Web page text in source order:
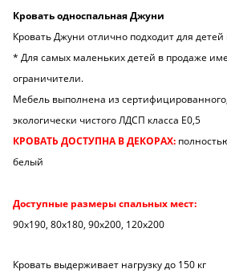
Кровать односпальная Джуни
Кровать Джуни отлично подходит для детей
* Для самых маленьких детей в продаже
ограничители.
Мебель выполнена из
экологически чистого ЛДСП класса Е0,5
КРОВАТЬ ДОСТУПНА В ДЕКОРАХ:
белый
Доступные размеры спальных мест:
90х190, 80х180, 90х200, 120х200
Кровать выдерживает нагрузку до 150 кг